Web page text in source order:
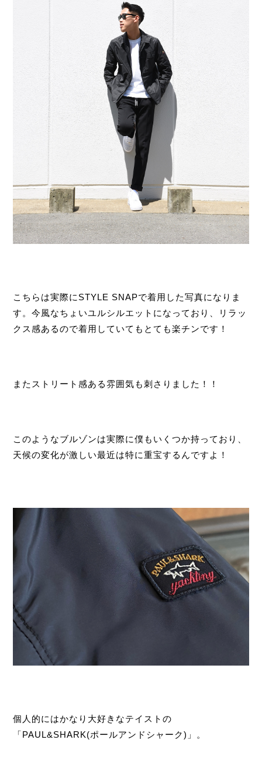
こちらは実際にSTYLE SNAPで着用した写真になりま
す。今風なちょいユルシルエットになっており、リラッ
クス感あるので着用していてもとても楽チンです！
またストリート感ある雰囲気も刺さりました！！
このようなブルゾンは実際に僕もいくつか持っており、
天候の変化が激しい最近は特に重宝するんですよ！
個人的にはかなり大好きなテイストの
「PAUL&SHARK(ポールアンドシャーク)」。